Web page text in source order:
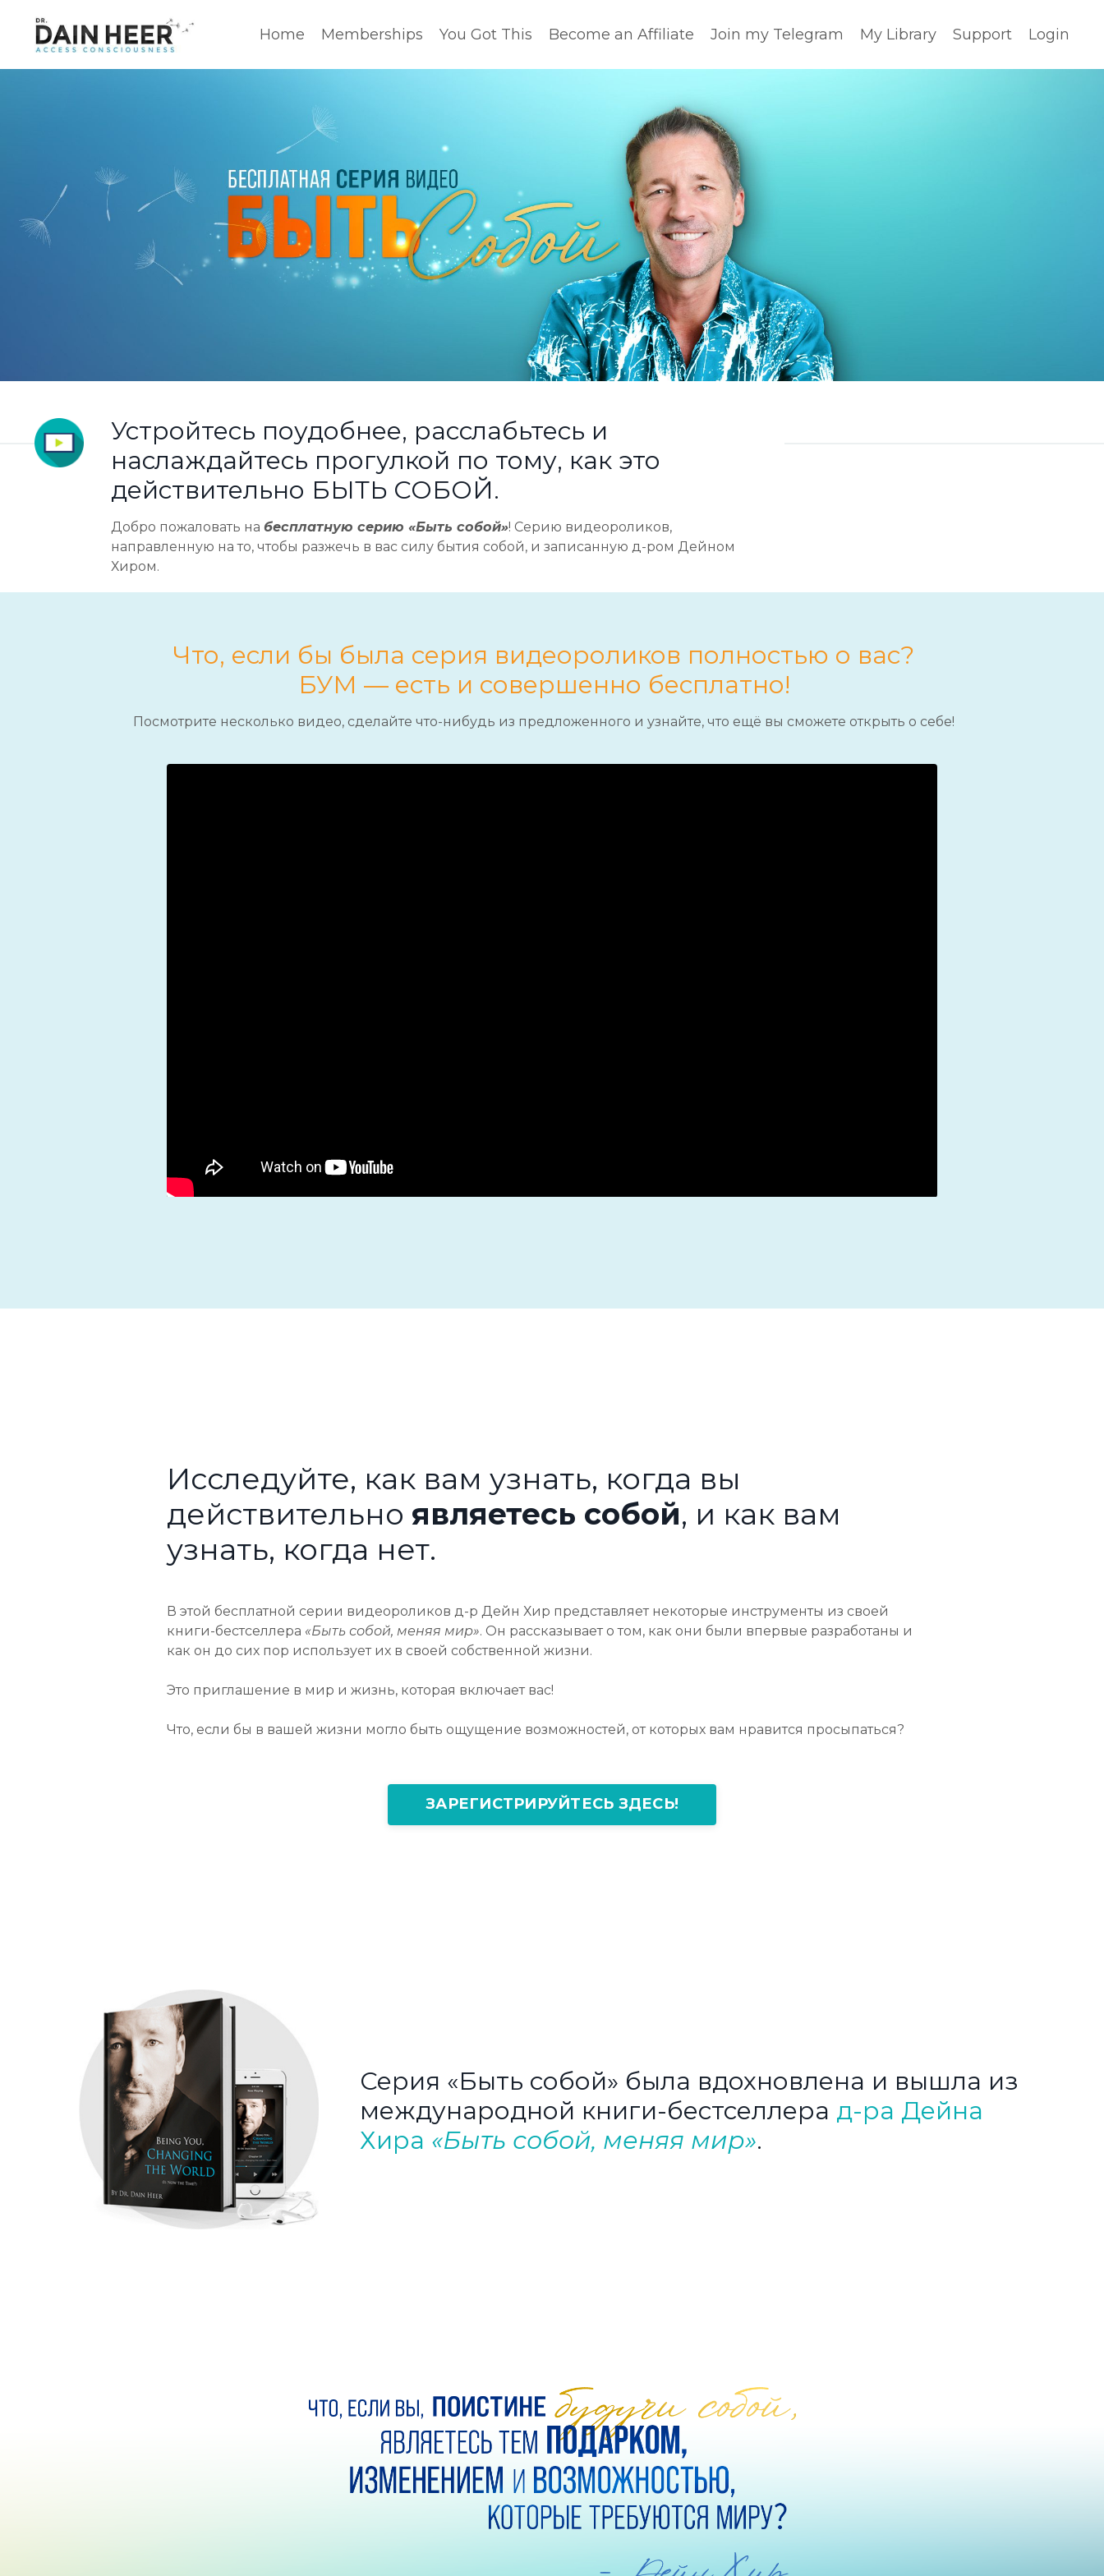
Home Memberships You Got This Become an Affiliate Join my Telegram My Library Support Login
Устройтесь поудобнее, расслабьтесь и
наслаждайтесь прогулкой по тому, как это
действительно БЫТЬ СОБОЙ.
Добро пожаловать на бесплатную серию «Быть собой»! Серию видеороликов,
направленную на то, чтобы разжечь в вас силу бытия собой, и записанную д-ром Дейном
Хиром.
Что, если бы была серия видеороликов полностью о вас?
БУМ — есть и совершенно бесплатно!
Посмотрите несколько видео, сделайте что-нибудь из предложенного и узнайте, что ещё вы сможете открыть о себе!
Исследуйте, как вам узнать, когда вы
действительно являетесь собой, и как вам
узнать, когда нет.
В этой бесплатной серии видеороликов д-р Дейн Хир представляет некоторые инструменты из своей
книги-бестселлера «Быть ​​собой, меняя мир». Он рассказывает о том, как они были впервые разработаны и
как он до сих пор использует их в своей собственной жизни.
Это приглашение в мир и жизнь, которая включает вас!
Что, если бы в вашей жизни могло быть ощущение возможностей, от которых вам нравится просыпаться?
ЗАРЕГИСТРИРУЙТЕСЬ ЗДЕСЬ!
Серия «Быть ​​собой» была вдохновлена и вышла из ​​
международной книги-бестселлера д-ра Дейна
Хира «Быть ​​собой, меняя мир».